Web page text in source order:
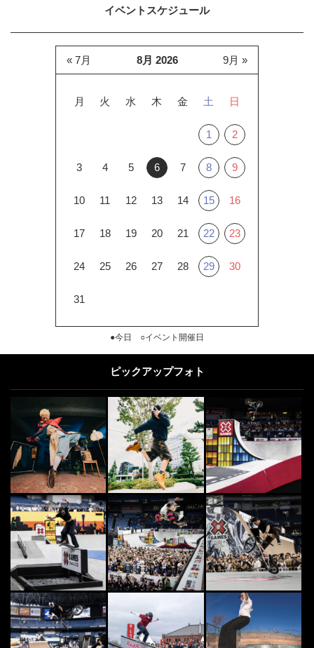
イベントスケジュール
8月 2026
月 火 水 木 金 土 日
1 2
3 4 5 6 7 8 9
10 11 12 13 14 15 16
17 18 19 20 21 22 23
24 25 26 27 28 29 30
31
« 7月 9月 »
●今日 ○イベント開催日
ピックアップフォト